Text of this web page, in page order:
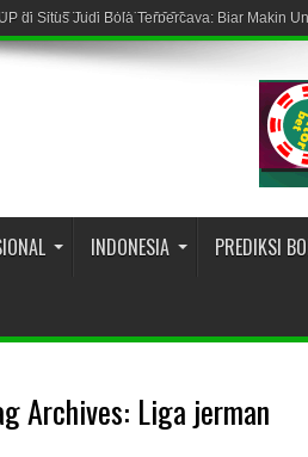
di Situs Judi Bola Terpercaya: Biar Makin
DALAM PIALA DUNIA 2022
INDONESIA PREDIKSI
Archives: Liga jerman